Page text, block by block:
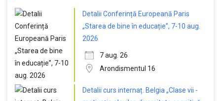
Detalii Conferință Europeană Paris
„Starea de bine în educație”, 7-10 aug.
2026
7 aug. 26
Arondismentul 16
Detalii curs internaț. Belgia „Clase vii -